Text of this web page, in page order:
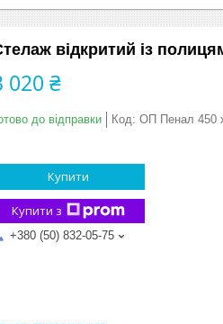
відкритий із
020 ₴
до відправки Код: ОП Пенал 450
Купити
Купити з
+380 (50) 832-05-75